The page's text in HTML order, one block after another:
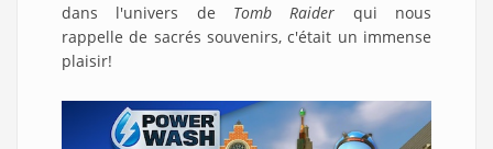
dans l'univers de Tomb Raider qui nous
rappelle de sacrés souvenirs, c'était un immense
plaisir!